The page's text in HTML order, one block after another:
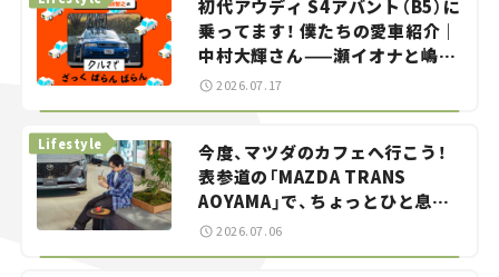
初代アウディ S4アバント（B5）に
乗ってます！ 僕たちの愛車紹介｜
中村大輝さん——瀬イオナと嶋田
智之の「クルマでざっくばらんば
2026.07.17
今度、マツダのカフェへ行こう！
表参道の「MAZDA TRANS
AOYAMA」で、ちょっとひと息。
——連載｜CCGとクルマでどうす
Lifestyle
2026.07.06